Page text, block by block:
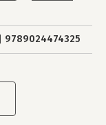
9789024474325